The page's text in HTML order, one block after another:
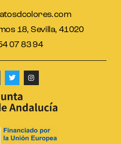
18, Sevilla, 41020
07 83 94